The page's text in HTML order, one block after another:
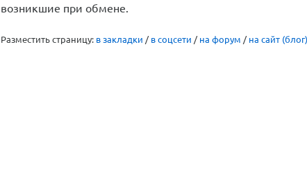
возникшие при обмене.
Разместить страницу: в закладки / в соцсети / на форум / на сайт (блог)